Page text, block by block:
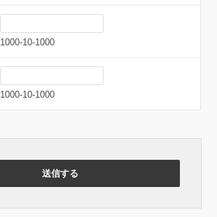
1000-10-1000
1000-10-1000